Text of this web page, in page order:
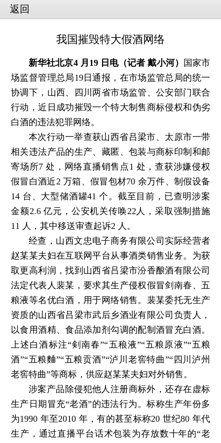
返回
我国摧毁特大假酒网络
新华社北京4 月19 日电（记者 戴小河）
国家市
场监督管理总局19日通报，在市场监管总局的统一
协调下，山西、四川两省市场监管、公安部门联合
行动，近日成功摧毁一个特大制售商标侵权和伪劣
白酒的违法犯罪网络。
本次行动一举查获山西省吕梁市、太原市一带
相关违法产品的生产、藏匿、包装与商标印制和邮
寄场所7 处，网络直播销售点1 处，查获涉嫌侵权
假冒白酒近2 万箱、假冒包材70 余万件、制假设备
14 台、大型储酒罐41 个。截至目前，已查明涉案
金额2.6 亿元，公安机关传唤22人，采取强制措施
11 人，其中移送审查起诉2 人。
经查，山西文忠电子商务有限公司实际经营者
赵某某夫妇在互联网平台从事酒类销售业务。为获
取更高利润，找到山西省吕梁市汾香酿酒有限公司
法定代表人裴某，要求其生产侵权假冒剑南春、五
粮液等名优白酒，用于网络销售。裴某委托无生产
资质的山西省吕梁市武后乡酒业有限公司负责人，
以食用酒精、食品添加剂勾调的配制酒冒充白酒。
上述白酒标注“剣南春”“五稂液”“五粮原液”“五粮
酒”“五粮麯”“五粮贡酒”“泸川老窖特曲”“四川泸州
老窖特曲”等商标，供应赵某某夫妇对外销售。
涉案产品除侵犯他人注册商标外，还存在虚标
生产日期冒充“老酒”的违法行为。标称生产年份多
为1990 年至2010 年，有的甚至标称20 世纪80 年代
生产，通过直播平台话术包装为存放数十年的“老